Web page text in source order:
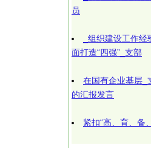
员
_组织建设工作
面打造“四强”_支部
在国有企业基层_
的汇报发言
紧扣“高、育、备